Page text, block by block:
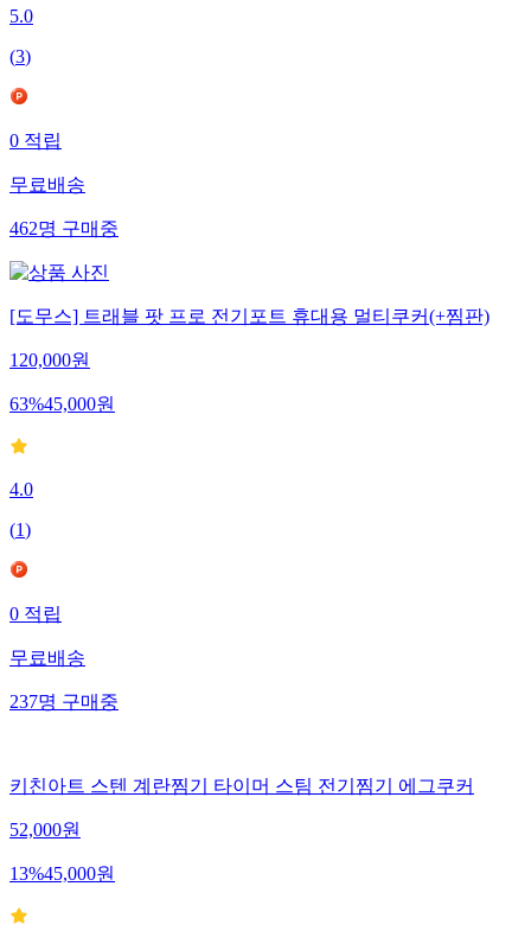
5.0
(3)
0 적립
무료배송
462명 구매중
[도무스] 트래블 팟 프로 전기포트 휴대용 멀티쿠커(+찜판)
120,000원
63%45,000원
4.0
(1)
0 적립
무료배송
237명 구매중
키친아트 스텐 계란찜기 타이머 스팀 전기찜기 에그쿠커
52,000원
13%45,000원